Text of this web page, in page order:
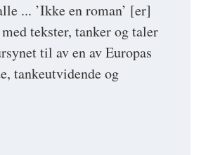
... ’Ikke en roman’ [er]
tekster, tanker og taler
til av en av Europas
tankeutvidende og